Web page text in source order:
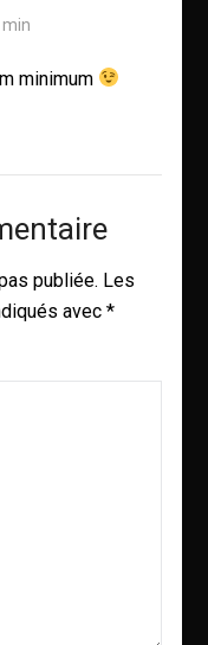
minimum
publiée. Les
avec *